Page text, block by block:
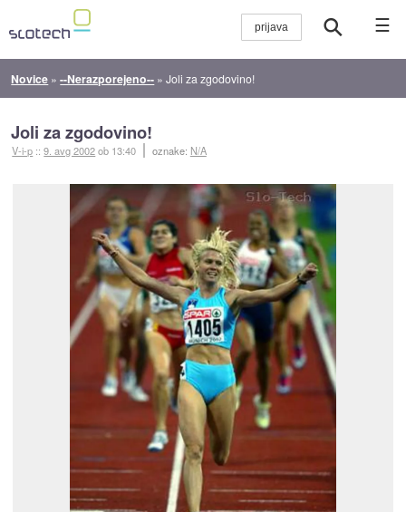
☰
Novice »--Nerazporejeno-- »Joli za zgodovino!
Joli za zgodovino!
V-i-p ::9. avg 2002ob 13:40 oznake: N/A